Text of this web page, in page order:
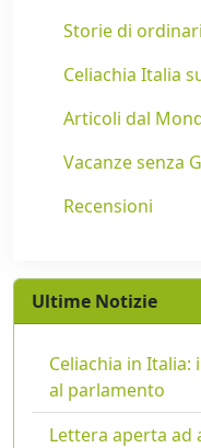
Storie di
Celiachia Italia
Articoli dal
Vacanze senza
Recensioni
Ultime Notizie
Celiachia in
al parlamento
Lettera aperta ad